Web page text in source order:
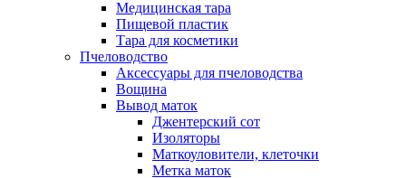
Медицинская тара
Пищевой пластик
Тара для косметики
Пчеловодство
Аксессуары для пчеловодства
Вощина
Вывод маток
Джентерский сот
Изоляторы
Маткоуловители, клеточки
Метка маток